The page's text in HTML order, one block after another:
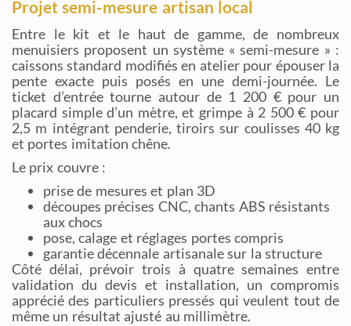
Projet semi-mesure artisan local
Entre le kit et le haut de gamme, de nombreux
menuisiers proposent un système « semi-mesure » :
caissons standard modifiés en atelier pour épouser la
pente exacte puis posés en une demi-journée. Le
ticket d’entrée tourne autour de 1 200 € pour un
placard simple d’un mètre, et grimpe à 2 500 € pour
2,5 m intégrant penderie, tiroirs sur coulisses 40 kg
et portes imitation chêne.
Le prix couvre :
prise de mesures et plan 3D
découpes précises CNC, chants ABS résistants
aux chocs
pose, calage et réglages portes compris
garantie décennale artisanale sur la structure
Côté délai, prévoir trois à quatre semaines entre
validation du devis et installation, un compromis
apprécié des particuliers pressés qui veulent tout de
même un résultat ajusté au millimètre.